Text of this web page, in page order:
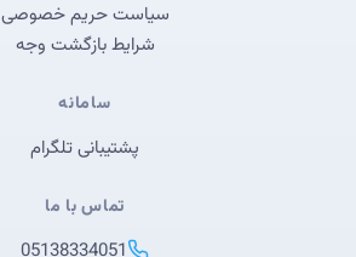
سیاست حریم خصوصی
شرایط بازگشت وجه
سامانه
پشتیبانی تلگرام
تماس با ما